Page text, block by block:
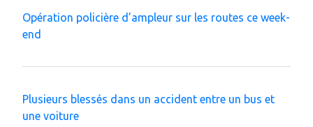
Opération policière d’ampleur sur les routes ce week-
end
Plusieurs blessés dans un accident entre un bus et
une voiture